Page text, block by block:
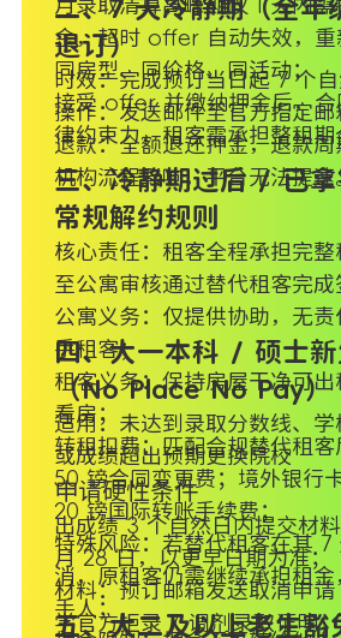
月录取清算高峰期仅 1 天内
金，超时 offer 自动失效，重
同房型、同价格、同活动；
接受 offer 并缴纳押金后，合
律约束力，租客需承担整租期
二、7 天冷静期（全年
退订）
时效：完成预订当日起 7 个自
操作：发送邮件至官方指定
退款：全额退还押金，退款周
机构流程影响，平台无法提速
三、冷静期过后 / 已拿
常规解约规则
核心责任：租客全程承担完整
至公寓审核通过替代租客完成
公寓义务：仅提供协助，无
手租客；
租客义务：保持房屋干净可出
看房；
转租扣费：匹配合规替代租客
50 镑合同变更费；境外银行
20 镑国际转账手续费；
特殊风险：若替代租客在其 7
消，原租客仍需继续承担租
手人；
四、大一本科 / 硕士新
（No Place No Pay）
适用：未达到录取分数线、学
或成绩超出预期更换院校
申请硬性条件
出成绩 3 个自然日内提交材
月 28 日，以更早日期为准；
材料：预订邮箱发送取消申
学官方拒录 / 调剂录取证明；
五、大二及以上老生豁